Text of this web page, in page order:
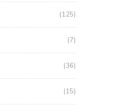
(125)
(7)
(36)
(15)